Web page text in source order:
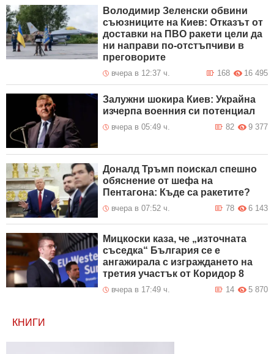
Володимир Зеленски обвини
съюзниците на Киев: Отказът от
доставки на ПВО ракети цели да
ни направи по-отстъпчиви в
преговорите
вчера в 12:37 ч. 16 495
168
Залужни шокира Киев: Украйна
изчерпа военния си потенциал
вчера в 05:49 ч. 9 377
82
Доналд Тръмп поискал спешно
обяснение от шефа на
Пентагона: Къде са ракетите?
вчера в 07:52 ч. 6 143
78
Мицкоски каза, че „източната
съседка“ България се е
ангажирала с изграждането на
третия участък от Коридор 8
вчера в 17:49 ч. 5 870
14
КНИГИ